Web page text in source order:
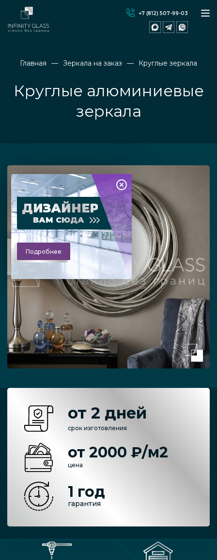
+7 (812) 507-99-03
Главная Зеркала на заказ Круглые зеркала
Круглые алюминиевые
зеркала
ДИЗАЙНЕР
ВАМ СЮДА
Подробнее
от 2 дней
срок изготовления
от 2000 ₽/м2
цена
1 год
гарантия